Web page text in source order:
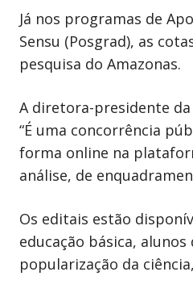
Já nos programas de
Sensu (Posgrad), as
pesquisa do Amazonas.
A diretora-presidente
“É uma concorrência
forma online na
análise, de
Os editais estão
educação básica,
popularização da